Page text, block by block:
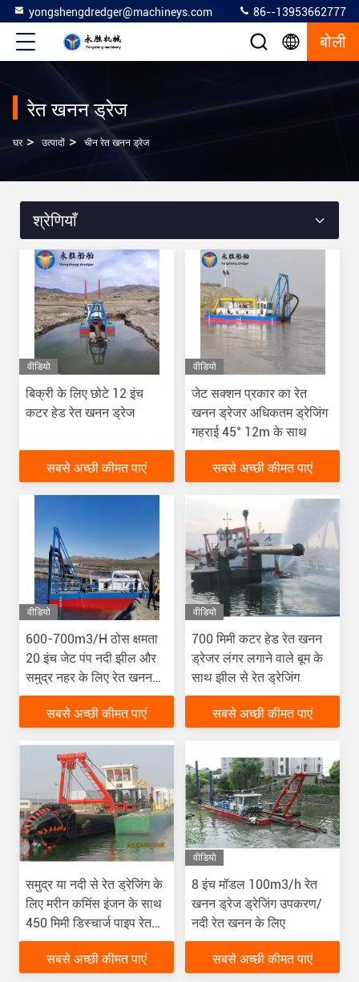
yongshengdredger@machineys.com 86--13953662777
बोली
रेत खनन ड्रेज
घर > उत्पादों > चीन रेत खनन ड्रेज
श्रेणियाँ
वीडियो
बिक्री के लिए छोटे 12 इंच
कटर हेड रेत खनन ड्रेज
सबसे अच्छी कीमत पाएं
वीडियो
जेट सक्शन प्रकार का रेत
खनन ड्रेजर अधिकतम ड्रेजिंग
गहराई 45° 12m के साथ
सबसे अच्छी कीमत पाएं
वीडियो
600-700m3/H ठोस क्षमता
20 इंच जेट पंप नदी झील और
समुद्र नहर के लिए रेत खनन
ड्रेज
सबसे अच्छी कीमत पाएं
वीडियो
700 मिमी कटर हेड रेत खनन
ड्रेजर लंगर लगाने वाले बूम के
साथ झील से रेत ड्रेजिंग
सबसे अच्छी कीमत पाएं
समुद्र या नदी से रेत ड्रेजिंग के
लिए मरीन कमिंस इंजन के साथ
450 मिमी डिस्चार्ज पाइप रेत
ड्रेजिंग ड्रेजर
सबसे अच्छी कीमत पाएं
वीडियो
8 इंच मॉडल 100m3/h रेत
खनन ड्रेज ड्रेजिंग उपकरण/
नदी रेत खनन के लिए
सबसे अच्छी कीमत पाएं